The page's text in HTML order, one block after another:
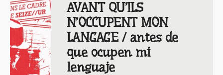
AVANT QU’ILS
N’OCCUPENT MON
LANGAGE / antes de
que ocupen mi
lenguaje